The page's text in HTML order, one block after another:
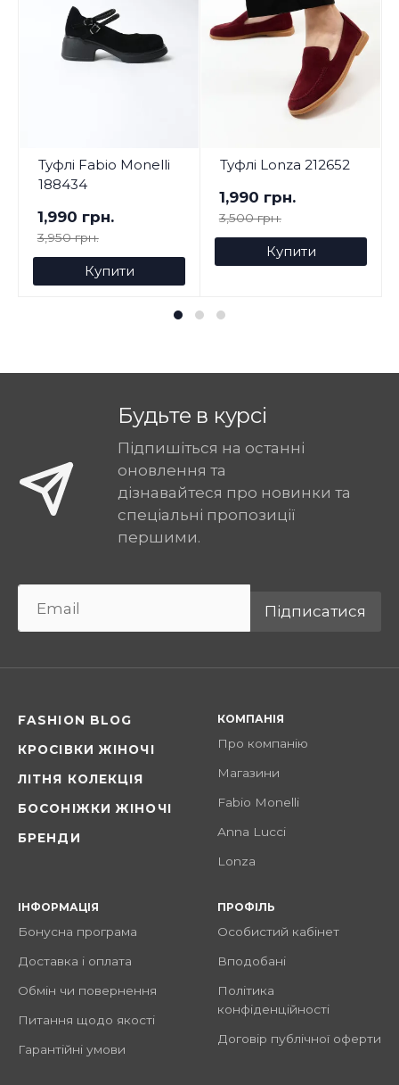
Туфлі Fabio Monelli
188434
1,990 грн.
3,950 грн.
Купити
Туфлі Lonza 212652
1,990 грн.
3,500 грн.
Купити
Будьте в курсі
Підпишіться на останні
оновлення та
дізнавайтеся про новинки та
спеціальні пропозиції
першими.
Підписатися
FASHION BLOG
КРОСІВКИ ЖІНОЧІ
ЛІТНЯ КОЛЕКЦІЯ
БОСОНІЖКИ ЖІНОЧІ
БРЕНДИ
КОМПАНІЯ
Про компанію
Магазини
Fabio Monelli
Anna Lucci
Lonza
ІНФОРМАЦІЯ
Бонусна програма
Доставка і оплата
Обмін чи повернення
Питання щодо якості
Гарантійні умови
ПРОФІЛЬ
Особистий кабінет
Вподобані
Політика
конфіденційності
Договір публічної оферти